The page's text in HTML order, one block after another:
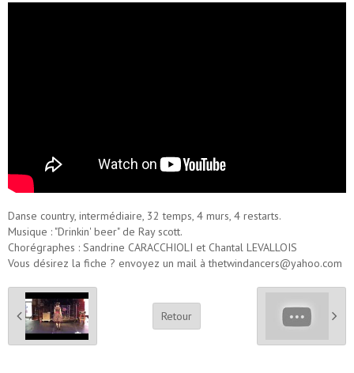
Danse country, intermédiaire, 32 temps, 4 murs, 4 restarts.
Musique : "Drinkin' beer" de Ray scott.
Chorégraphes : Sandrine CARACCHIOLI et Chantal LEVALLOIS
Vous désirez la fiche ? envoyez un mail à thetwindancers@yahoo.com
Retour